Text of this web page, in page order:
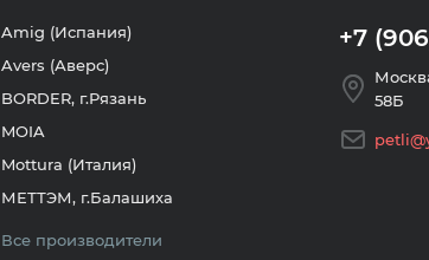
Amig (Испания)
Avers (Аверс)
BORDER, г.Рязань
MOIA
Mottura (Италия)
МЕТТЭМ, г.Балашиха
Все производители
+7
58Б